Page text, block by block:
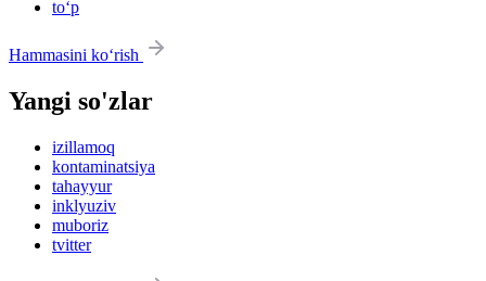
to‘p
Hammasini ko‘rish
Yangi so'zlar
izillamoq
kontaminatsiya
tahayyur
inklyuziv
muboriz
tvitter